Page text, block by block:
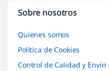
Sobre nosotros
Quienes somos
Política de Cookies
Control de Calidad y Envío